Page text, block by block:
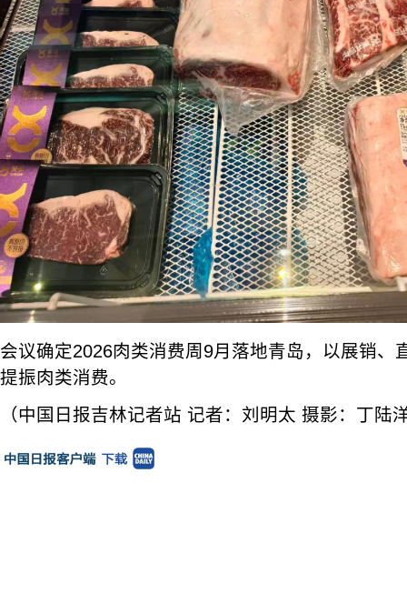
会议确定2026肉类消费周9月落地青岛，以展销、
提振肉类消费。
（中国日报吉林记者站 记者：刘明太 摄影：丁陆